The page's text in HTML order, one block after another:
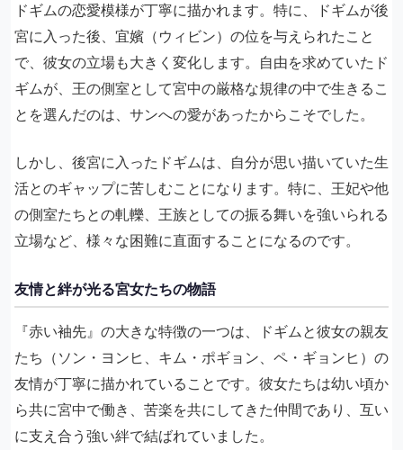
ドギムの恋愛模様が丁寧に描かれます。特に、ドギムが後
宮に入った後、宜嬪（ウィビン）の位を与えられたこと
で、彼女の立場も大きく変化します。自由を求めていたド
ギムが、王の側室として宮中の厳格な規律の中で生きるこ
とを選んだのは、サンへの愛があったからこそでした。
しかし、後宮に入ったドギムは、自分が思い描いていた生
活とのギャップに苦しむことになります。特に、王妃や他
の側室たちとの軋轢、王族としての振る舞いを強いられる
立場など、様々な困難に直面することになるのです。
友情と絆が光る宮女たちの物語
『赤い袖先』の大きな特徴の一つは、ドギムと彼女の親友
たち（ソン・ヨンヒ、キム・ポギョン、ペ・ギョンヒ）の
友情が丁寧に描かれていることです。彼女たちは幼い頃か
ら共に宮中で働き、苦楽を共にしてきた仲間であり、互い
に支え合う強い絆で結ばれていました。